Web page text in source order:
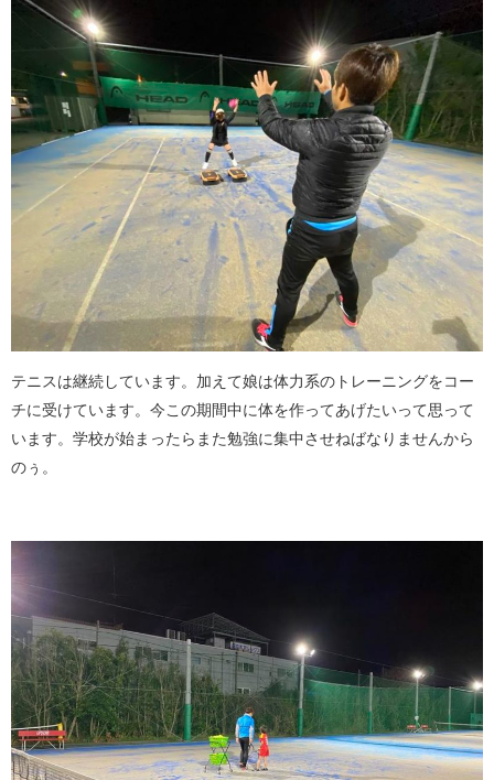
テニスは継続しています。加えて娘は体力系のトレーニングをコー
チに受けています。今この期間中に体を作ってあげたいって思って
います。学校が始まったらまた勉強に集中させねばなりませんから
のぅ。